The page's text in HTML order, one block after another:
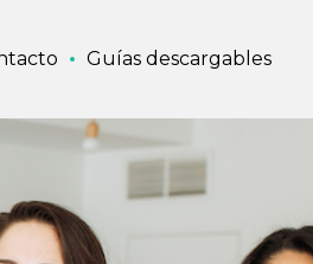
Guías descargables